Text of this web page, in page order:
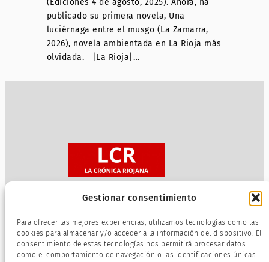
Gestionar consentimiento
Para ofrecer las mejores experiencias, utilizamos tecnologías como las
cookies para almacenar y/o acceder a la información del dispositivo. El
consentimiento de estas tecnologías nos permitirá procesar datos
como el comportamiento de navegación o las identificaciones únicas
(Ediciones 4 de agosto, 2025). Ahora, ha
publicado su primera novela, Una
luciérnaga entre el musgo (La Zamarra,
2026), novela ambientada en La Rioja más
olvidada. |La Rioja|…
Política de privacidad
Términos de servicio